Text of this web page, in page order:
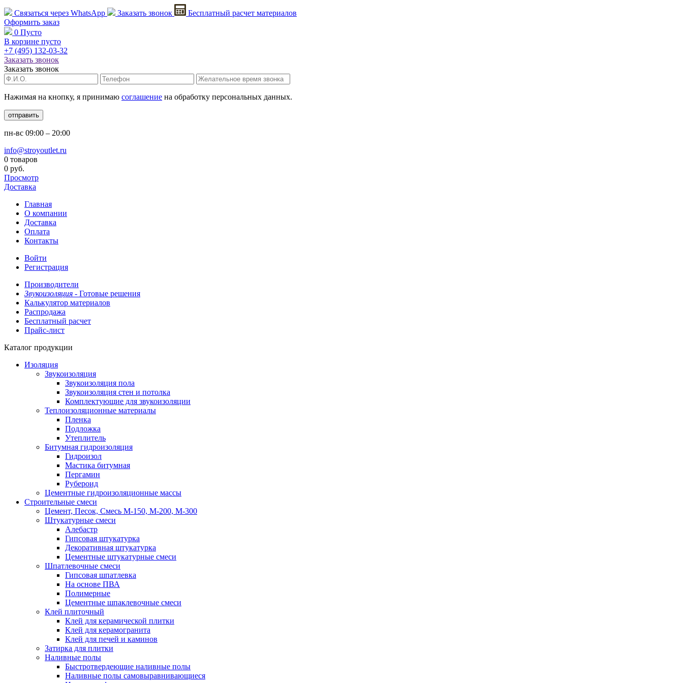
Связаться через WhatsApp Заказать звонок Бесплатный расчет материалов
Оформить заказ
0 Пусто
В корзине пусто
+7 (495) 132-03-32
Заказать звонок
Заказать звонок
Нажимая на кнопку, я принимаю соглашение на обработку персональных данных.
отправить
пн-вс 09:00 – 20:00
info@stroyoutlet.ru
0 товаров
0 руб.
Просмотр
Доставка
Главная
О компании
Доставка
Оплата
Контакты
Войти
Регистрация
Производители
Звукоизоляция - Готовые решения
Калькулятор материалов
Распродажа
Бесплатный расчет
Прайс-лист
Каталог продукции
Изоляция
Звукоизоляция
Звукоизоляция пола
Звукоизоляция стен и потолка
Комплектующие для звукоизоляции
Теплоизоляционные материалы
Пленка
Подложка
Утеплитель
Битумная гидроизоляция
Гидроизол
Мастика битумная
Пергамин
Рубероид
Цементные гидроизоляционные массы
Строительные смеси
Цемент, Песок, Смесь М-150, М-200, М-300
Штукатурные смеси
Алебастр
Гипсовая штукатурка
Декоративная штукатурка
Цементные штукатурные смеси
Шпатлевочные смеси
Гипсовая шпатлевка
На основе ПВА
Полимерные
Цементные шпаклевочные смеси
Клей плиточный
Клей для керамической плитки
Клей для керамогранита
Клей для печей и каминов
Затирка для плитки
Наливные полы
Быстротвердеющие наливные полы
Наливные полы самовыравнивающиеся